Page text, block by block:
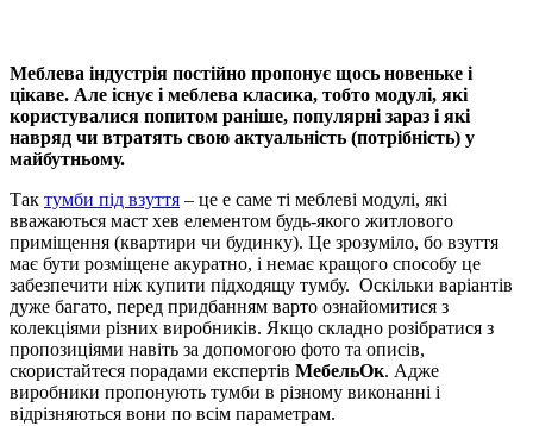
Меблева індустрія постійно пропонує щось новеньке і
цікаве. Але існує і меблева класика, тобто модулі, які
користувалися попитом раніше, популярні зараз і які
навряд чи втратять свою актуальність (потрібність) у
майбутньому.
Так тумби під взуття – це е саме ті меблеві модулі, які
вважаються маст хев елементом будь-якого житлового
приміщення (квартири чи будинку). Це зрозуміло, бо взуття
має бути розміщене акуратно, і немає кращого способу це
забезпечити ніж купити підходящу тумбу. Оскільки варіантів
дуже багато, перед придбанням варто ознайомитися з
колекціями різних виробників. Якщо складно розібратися з
пропозиціями навіть за допомогою фото та описів,
скористайтеся порадами експертів МебельОк. Адже
виробники пропонують тумби в різному виконанні і
відрізняються вони по всім параметрам.